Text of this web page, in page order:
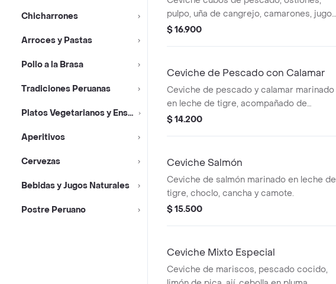
Chicharrones
Arroces y Pastas
Pollo a la Brasa
Tradiciones Peruanas
Platos Vegetarianos y Ensaladas
Aperitivos
Cervezas
Bebidas y Jugos Naturales
Postre Peruano
pulpo, uña de cangrejo, camarones, jugo
de limón de pica y especias.
$ 16.900
Ceviche de Pescado con Calamar
Ceviche de pescado y calamar marinado
en leche de tigre, acompañado de
lechuga, cebolla morada y choclo.
$ 14.200
Ceviche Salmón
Ceviche de salmón marinado en leche de
tigre, choclo, cancha y camote.
$ 15.500
Ceviche Mixto Especial
Ceviche de mariscos, pescado cocido,